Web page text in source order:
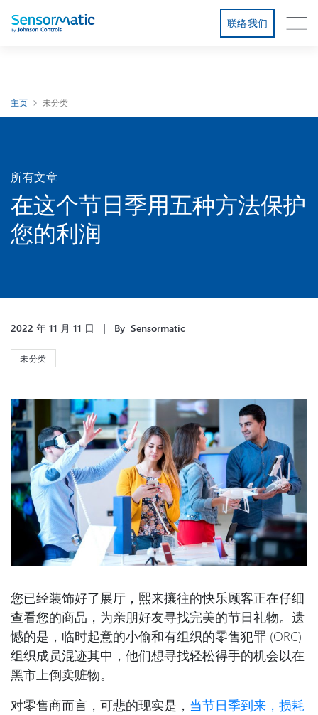
联络我们
主页 未分类
所有文章
在这个节日季用五种方法保护
您的利润
2022 年 11 月 11 日 By Sensormatic
未分类
您已经装饰好了展厅，熙来攘往的快乐顾客正在仔细
查看您的商品，为亲朋好友寻找完美的节日礼物。遗
憾的是，临时起意的小偷和有组织的零售犯罪 (ORC)
组织成员混迹其中，他们想寻找轻松得手的机会以在
黑市上倒卖赃物。
对零售商而言，可悲的现实是， 当节日季到来，损耗